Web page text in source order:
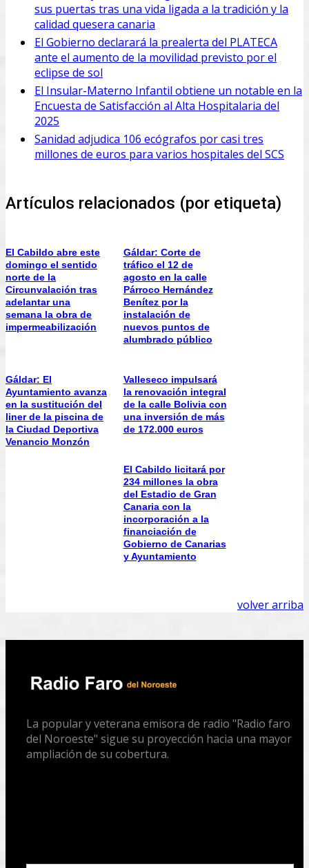
sus puertas tras una vida ligada a la tradición y la
calidad quesera canaria
El Gobierno declarará la prealerta del PLATECA
ante el aumento de la movilidad previsto por el
eclipse de sol
El Insular-Materno Infantil obtiene un notable en la
Encuesta de Satisfacción al Alta Hospitalaria del
2025
Sanidad adjudica 106 ecógrafos por casi tres
millones de euros para varios hospitales del SCS
Artículos relacionados (por etiqueta)
El Cabildo abre este
domingo el sentido
norte de la
Circunvalación tras
adelantar una
semana la obra de
impermeabilización
Gáldar: Corte de
tráfico el 12 de
agosto en la calle
Párroco Hernández
Benítez por la
instalación de
nuevos puntos de
alumbrado público
Gáldar: El
Ayuntamiento avanza
en la sustitución del
liner de la piscina de
la Ciudad Deportiva
Venancio Monzón
Valleseco impulsará
la renovación integral
de la calle Bolivia con
una inversión de más
de 172.000 euros
El Cabildo licitará por
234 millones la obra
del Estadio de Gran
Canaria con la
incorporación a la
financiación de
Gobierno de Canarias
y Ayuntamiento
volver arriba
La popular y veterana emisora de radio "Radio faro
del Noroeste" sigue su proyección hacia una mayor
ampliación de su cobertura.